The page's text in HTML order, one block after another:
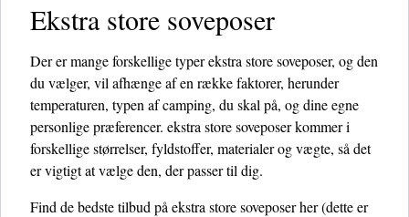
Ekstra store soveposer
Der er mange forskellige typer ekstra store soveposer, og den
du vælger, vil afhænge af en række faktorer, herunder
temperaturen, typen af ​​camping, du skal på, og dine egne
personlige præferencer. ekstra store soveposer kommer i
forskellige størrelser, fyldstoffer, materialer og vægte, så det
er vigtigt at vælge den, der passer til dig.
Find de bedste tilbud på ekstra store soveposer her(dette er